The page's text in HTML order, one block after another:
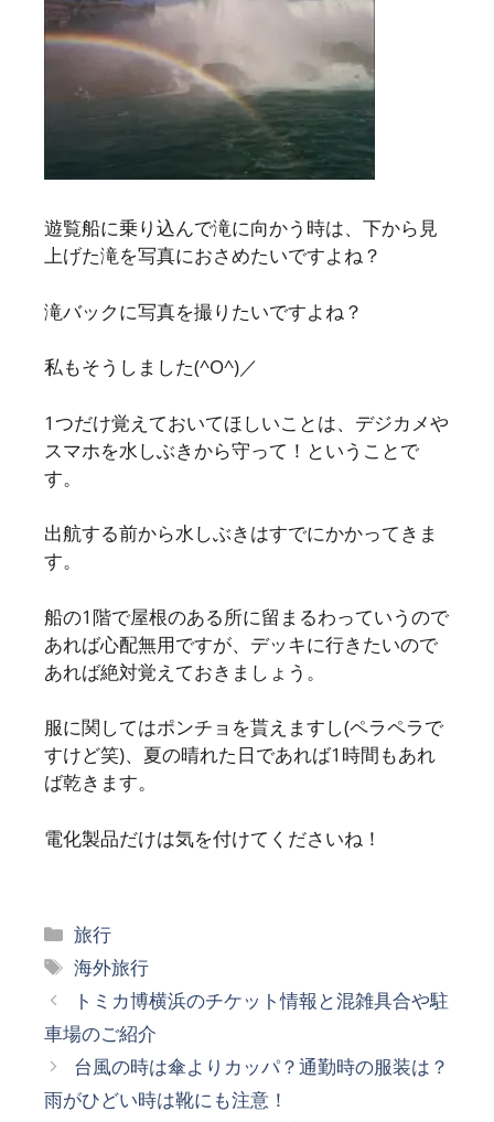
遊覧船に乗り込んで滝に向かう時は、下から見
上げた滝を写真におさめたいですよね？
滝バックに写真を撮りたいですよね？
私もそうしました(^O^)／
1つだけ覚えておいてほしいことは、デジカメや
スマホを水しぶきから守って！ということで
す。
出航する前から水しぶきはすでにかかってきま
す。
船の1階で屋根のある所に留まるわっていうので
あれば心配無用ですが、デッキに行きたいので
あれば絶対覚えておきましょう。
服に関してはポンチョを貰えますし(ペラペラで
すけど笑)、夏の晴れた日であれば1時間もあれ
ば乾きます。
電化製品だけは気を付けてくださいね！
カ
テ
ゴ
リ
ー
旅行
タ
グ
海外旅行
トミカ博横浜のチケット情報と混雑具合や駐
車場のご紹介
台風の時は傘よりカッパ？通勤時の服装は？
雨がひどい時は靴にも注意！